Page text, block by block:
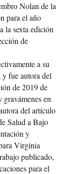
Nolan de la
para el año
la sexta edición
de
a su
fue autora del
de 2019 de
gravámenes en
del artículo
Salud a Bajo
y
Virginia
publicado,
para el